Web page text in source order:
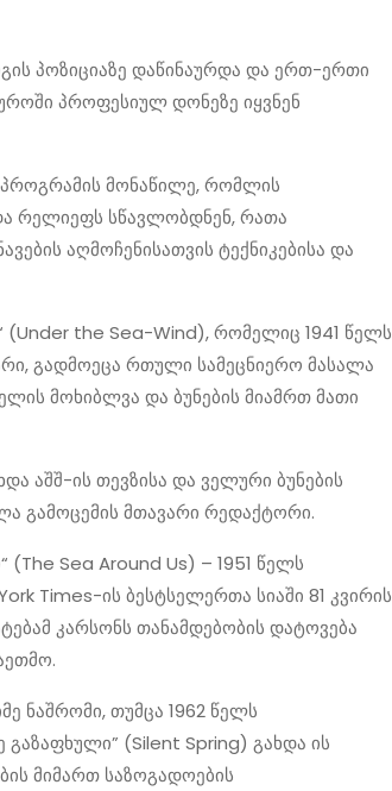
პოზიციაზე დაწინაურდა და ერთ-ერთი
პროფესიულ დონეზე იყვნენ
მონაწილე, რომლის
რელიეფს სწავლობდნენ, რათა
აღმოჩენისათვის ტექნიკებისა და
(Under the Sea-Wind), რომელიც 1941 წელს
გადმოეცა რთული სამეცნიერო მასალა
მოხიბლვა და ბუნების მიამრთ მათი
აშშ-ის თევზისა და ველური ბუნების
გამოცემის მთავარი რედაქტორი.
(The Sea Around Us) – 1951 წელს
Times-ის ბესტსელერთა სიაში 81 კვირის
კარსონს თანამდებობის დატოვება
ნაშრომი, თუმცა 1962 წელს
(Silent Spring) გახდა ის
მიმართ საზოგადოების